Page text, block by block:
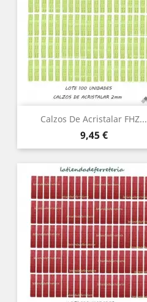
Calzos De Acristalar FHZ...
Precio
9,45 €